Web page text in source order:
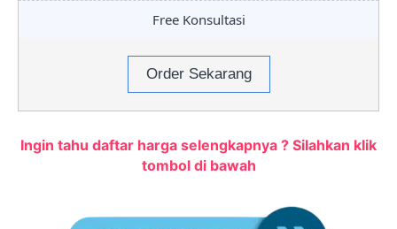
Free Konsultasi
Order Sekarang
Ingin tahu daftar harga selengkapnya ? Silahkan klik
tombol di bawah